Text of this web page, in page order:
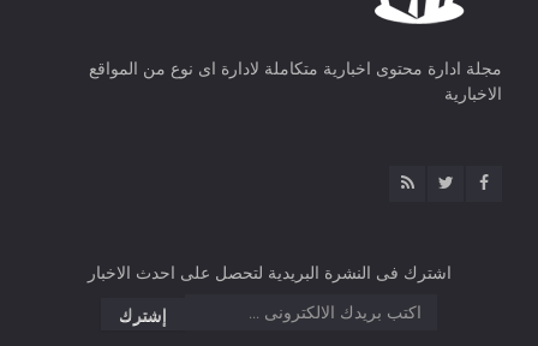
مجلة ادارة محتوى اخبارية متكاملة لادارة اى نوع من المواقع
الاخبارية
اشترك فى النشرة البريدية لتحصل على احدث الاخبار